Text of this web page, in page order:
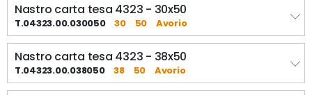
Nastro carta tesa 4323 - 30x50
T.04323.00.030050 30 50 Avorio
Nastro carta tesa 4323 - 38x50
T.04323.00.038050 38 50 Avorio